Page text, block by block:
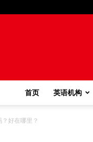
首页 英语机构
好在哪里？